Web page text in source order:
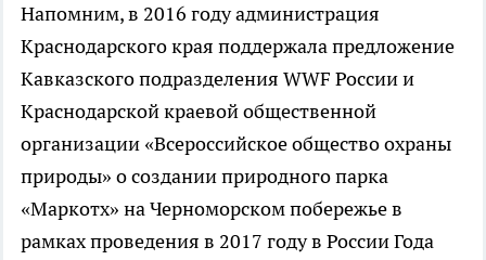
Напомним, в 2016 году администрация
Краснодарского края поддержала предложение
Кавказского подразделения WWF России и
Краснодарской краевой общественной
организации «Всероссийское общество охраны
природы» о создании природного парка
«Маркотх» на Черноморском побережье в
рамках проведения в 2017 году в России Года